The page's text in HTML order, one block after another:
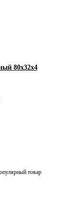
80х32х4
товар